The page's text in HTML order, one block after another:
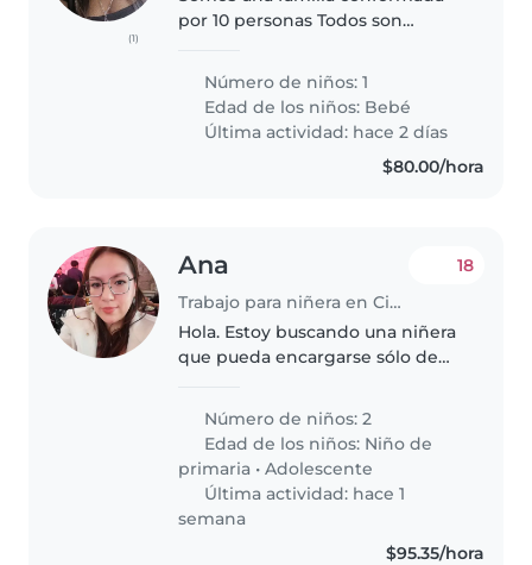
(1)
por 10 personas Todos son
pequeño es mi bebé También
tenemos a 2 perritos y 1 gatito
Número de niños: 1
Edad de los niños: Bebé
Última actividad: hace 2 días
$80.00/hora
Ana
Trabajo para niñera en Ciudad de México
18
Hola. Estoy buscando una niñera
que pueda encargarse sólo de
a trabajar, ya que como saben los
horarios de trabajo..
Número de niños: 2
Edad de los niños: Niño de
primaria •Adolescente
Última actividad: hace 1
semana
$95.35/hora